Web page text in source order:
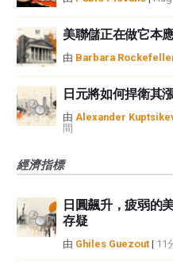
美聯儲正在做它本
由 Barbara
日元將如何捍衛其
由 Alexander
間
經濟指標
日圓飆升，疲弱的
存疑
由 Ghiles Guezout | 11